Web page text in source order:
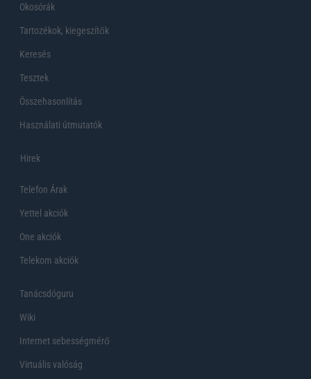
Okosórák
Tartozékok, kiegeszítők
Keresés
Tesztek
Összehasonlítás
Használati útmutatók
Hirek
Telefon Árak
Yettel akciók
One akciók
Telekom akciók
Tanácsdóguru
Wiki
Internet sebességmérő
Virtuális valóság